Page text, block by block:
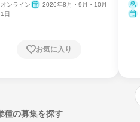
オンライン
2026年8月・9月・10月
1日
お気に入り
種の募集を探す